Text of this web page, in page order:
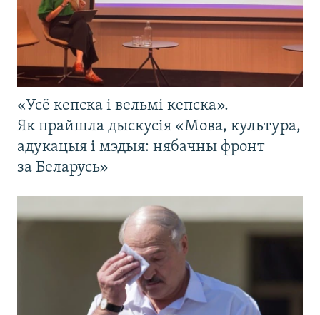
«Усё кепска і вельмі кепска».
Як прайшла дыскусія «Мова, культура,
адукацыя і мэдыя: нябачны фронт
за Беларусь»